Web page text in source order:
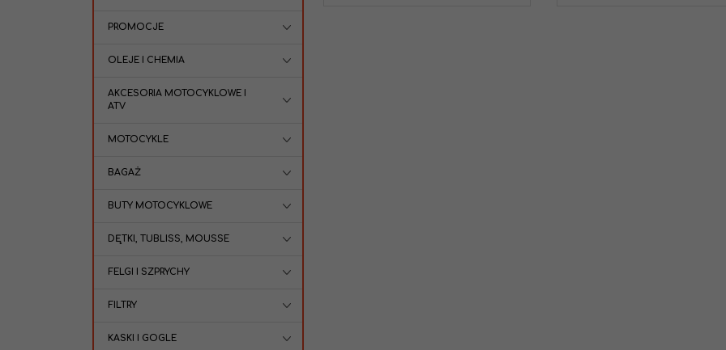
PROMOCJE
OLEJE I CHEMIA
AKCESORIA MOTOCYKLOWE I
ATV
MOTOCYKLE
BAGAŻ
BUTY MOTOCYKLOWE
DĘTKI, TUBLISS, MOUSSE
FELGI I SZPRYCHY
FILTRY
KASKI I GOGLE